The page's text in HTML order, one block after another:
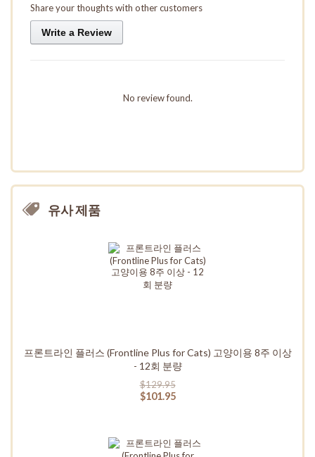
Share your thoughts with other customers
Write a Review
No review found.
유사 제품
프론트라인 플러스 (Frontline Plus for Cats) 고양이용 8주 이상
- 12회 분량
$129.95
$101.95